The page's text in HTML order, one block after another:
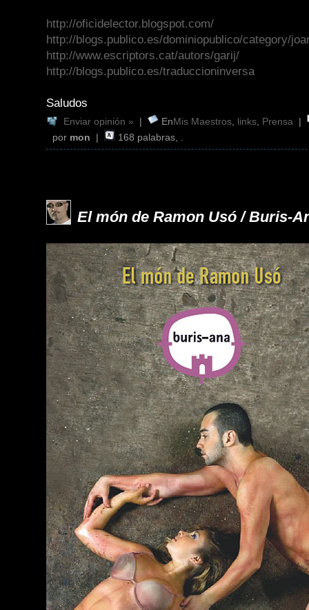
http://oficidelector.blogspot.com/
http://blogs.publico.es/dominiopublico/category/
http://www.escriptors.cat/autors/garij/
http://blogs.publico.es/traduccioninversa
Saludos
Enviar opinión » | EnMis Maestros links Prensa |
por mon | 168 palabras, .
El món de Ramon Usó / Buris-